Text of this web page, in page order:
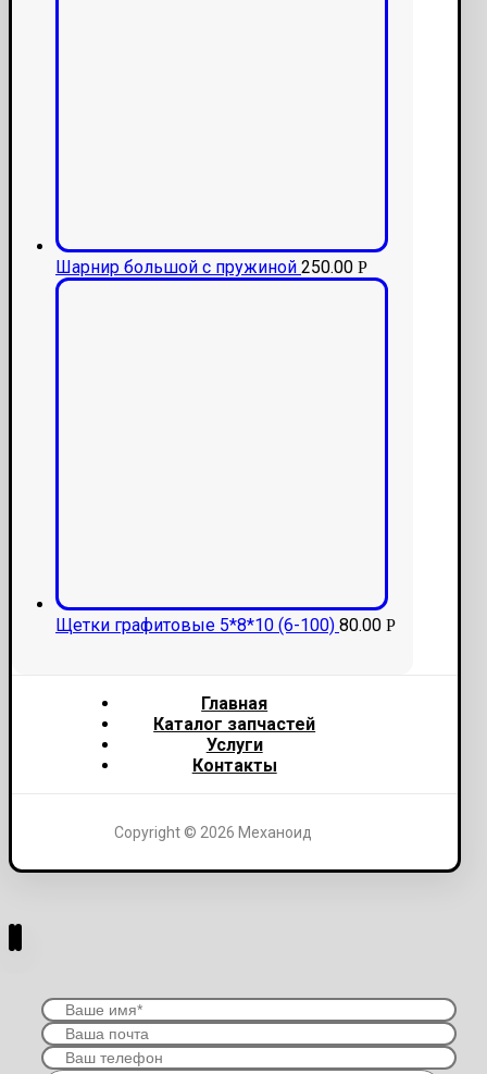
Шарнир большой с пружиной 250.00 Р
Щетки графитовые 5*8*10 (6-100) 80.00 Р
Главная
Каталог запчастей
Услуги
Контакты
Copyright © 2026 Механоид